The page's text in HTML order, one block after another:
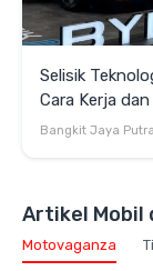
Selisik
Cara Kerja
Efisien juga
Bangkit Jaya Putra
Artikel Mobil
Motovaganza